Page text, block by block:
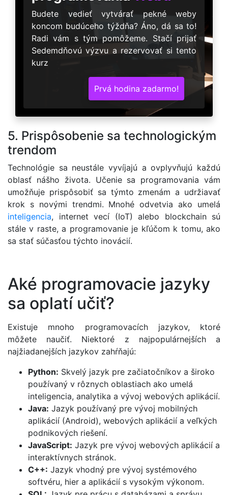
Budete vedieť vytvárať pekné weby
koncom budúceho týždňa? Áno, dá sa to!
Radi vám s tým pomôžeme. Stačí prijať
Sedemdňovú výzvu a rezervovať si tento
kurz
Prvá hodina zadarmo!
5. Prispôsobenie sa technologickým
trendom
Technológie sa neustále vyvíjajú a ovplyvňujú každú
oblasť nášho života. Učenie sa programovania vám
umožňuje prispôsobiť sa týmto zmenám a udržiavať
krok s novými trendmi. Mnohé odvetvia ako umelá
inteligencia, internet vecí (IoT) alebo blockchain sú
stále v raste, a programovanie je kľúčom k tomu, ako
sa stať súčasťou týchto inovácií.
Aké programovacie jazyky
sa oplatí učiť?
Existuje mnoho programovacích jazykov, ktoré
môžete naučiť. Niektoré z najpopulárnejších a
najžiadanejších jazykov zahŕňajú:
Python: Skvelý jazyk pre začiatočníkov a široko
používaný v rôznych oblastiach ako umelá
inteligencia, analytika a vývoj webových aplikácií.
Java: Jazyk používaný pre vývoj mobilných
aplikácií (Android), webových aplikácií a veľkých
podnikových riešení.
JavaScript: Jazyk pre vývoj webových aplikácií a
interaktívnych stránok.
C++: Jazyk vhodný pre vývoj systémového
softvéru, hier a aplikácií s vysokým výkonom.